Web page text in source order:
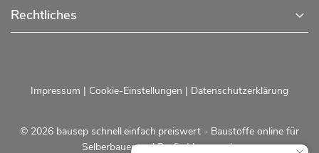
Rechtliches
© 2026 bausep schnell.einfach.preiswert - Baustoffe online für
Selberbauer und Profis |bausep.de
Impressum | Cookie-Einstellungen | Datenschutzerklärung